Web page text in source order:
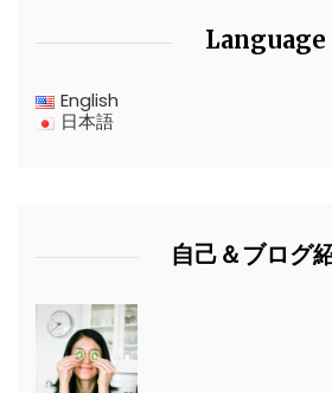
Language
English
日本語
自己＆ブログ